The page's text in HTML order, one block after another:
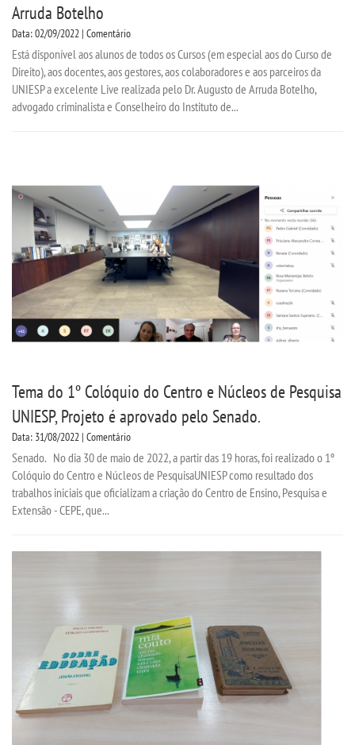
Arruda Botelho
Data: 02/09/2022 | Comentário
Está disponível aos alunos de todos os Cursos (em especial aos do Curso de
Direito), aos docentes, aos gestores, aos colaboradores e aos parceiros da
UNIESP a excelente Live realizada pelo Dr. Augusto de Arruda Botelho,
advogado criminalista e Conselheiro do Instituto de...
Tema do 1º Colóquio do Centro e Núcleos de Pesquisa
UNIESP, Projeto é aprovado pelo Senado.
Data: 31/08/2022 | Comentário
Senado. No dia 30 de maio de 2022, a partir das 19 horas, foi realizado o 1º
Colóquio do Centro e Núcleos de PesquisaUNIESP como resultado dos
trabalhos iniciais que oficializam a criação do Centro de Ensino, Pesquisa e
Extensão - CEPE, que...